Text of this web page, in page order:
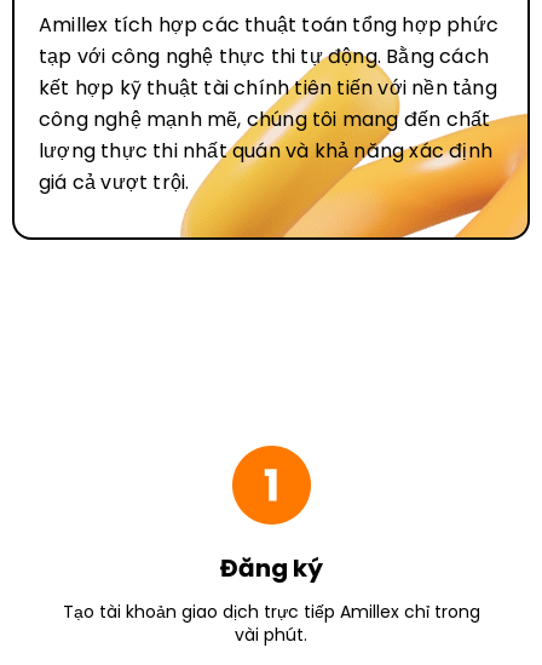
Amillex tích hợp các thuật toán tổng hợp phức
tạp với công nghệ thực thi tự động. Bằng cách
kết hợp kỹ thuật tài chính tiên tiến với nền tảng
công nghệ mạnh mẽ, chúng tôi mang đến chất
lượng thực thi nhất quán và khả năng xác định
giá cả vượt trội.
Đăng ký
Tạo tài khoản giao dịch trực tiếp Amillex chỉ trong
vài phút.